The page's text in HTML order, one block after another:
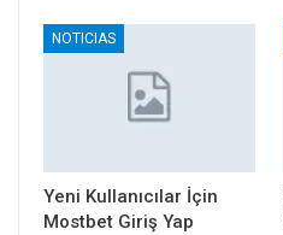
NOTICIAS
Yeni Kullanıcılar İçin
Mostbet Giriş Yap